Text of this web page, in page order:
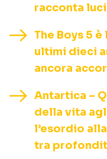
racconta
The Boys 5
ultimi dieci
ancora
Antartica –
della vita
l’esordio
tra